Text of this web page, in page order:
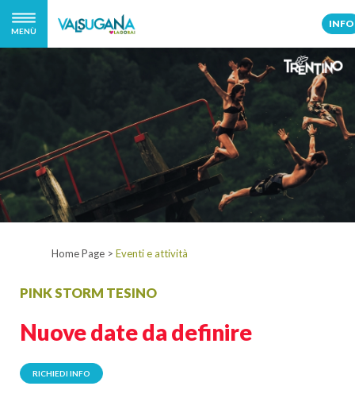
MENÙ
INFO
Home Page > Eventi e attività
PINK STORM TESINO
Nuove date da definire
RICHIEDI INFO